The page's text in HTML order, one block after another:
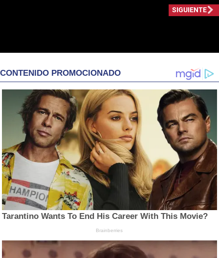
SIGUIENTE
CONTENIDO PROMOCIONADO
Tarantino Wants To End His Career With This Movie?
Brainberries